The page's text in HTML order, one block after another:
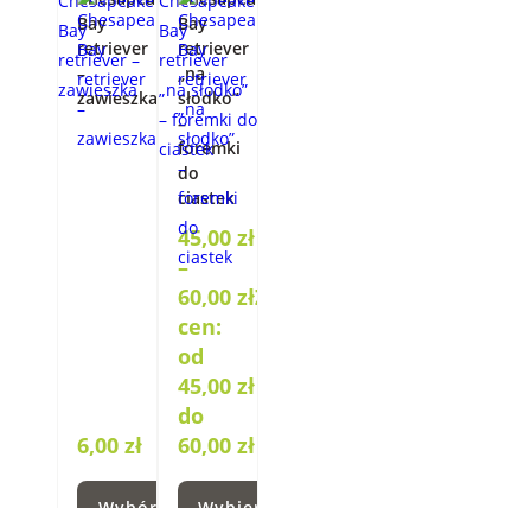
Bay
retriever
–
zawieszka
6,00 zł
Bay
retriever
„na
słodko”
–
foremki
do
ciastek
45,00 zł
–
60,00 złZakres
cen:
od
45,00 zł
do
60,00 zł